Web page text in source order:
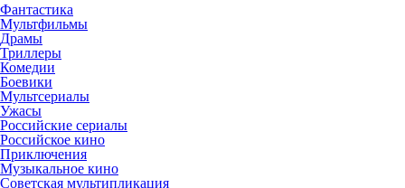
Фантастика
Мультфильмы
Драмы
Триллеры
Комедии
Боевики
Мультсериалы
Ужасы
Российские сериалы
Российское кино
Приключения
Музыкальное кино
Советская мультипликация